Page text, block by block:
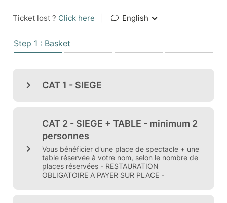
Ticket lost ? Click here English
Step 1 : Basket
CAT 1 - SIEGE
CAT 2 - SIEGE + TABLE - minimum 2
personnes
Vous bénéficier d'une place de spectacle + une
table réservée à votre nom, selon le nombre de
places réservées - RESTAURATION
OBLIGATOIRE A PAYER SUR PLACE -